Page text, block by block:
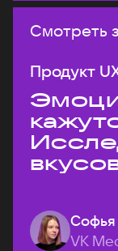
Смотреть
Продукт
Софья
VK